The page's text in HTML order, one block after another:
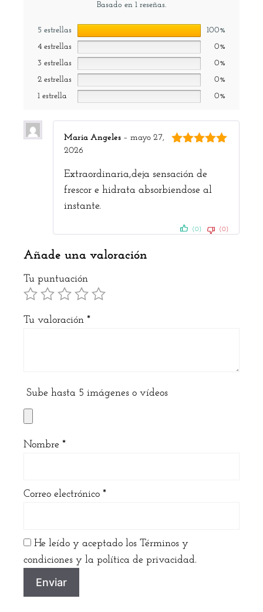
Basado en 1 reseñas.
5 estrellas
100%
4 estrellas
0%
3 estrellas
0%
2 estrellas
0%
1 estrella
0%
Maria Angeles – mayo 27,
2026
Extraordinaria,deja sensación de
frescor e hidrata absorbiendose al
instante.
(0) (0)
Añade una valoración
Tu puntuación
Tu valoración *
Sube hasta 5 imágenes o vídeos
Nombre *
Correo electrónico *
He leído y aceptado los Términos y
condiciones y la política de privacidad.